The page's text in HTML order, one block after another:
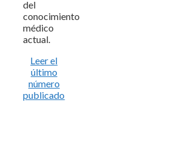
del
conocimiento
médico
actual.
Leer el
último
número
publicado